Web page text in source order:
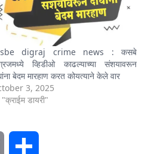
digraj crime news : कसबे
व्हिडीओ काढल्याच्या संशयावरून
बेदम मारहाण करत कोयत्याने केले वार
3, 2025
डायरी"
Email